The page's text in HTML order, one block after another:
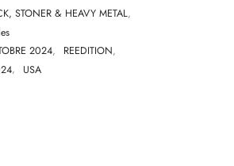
STONER & HEAVY METAL,
2024, REEDITION,
, USA